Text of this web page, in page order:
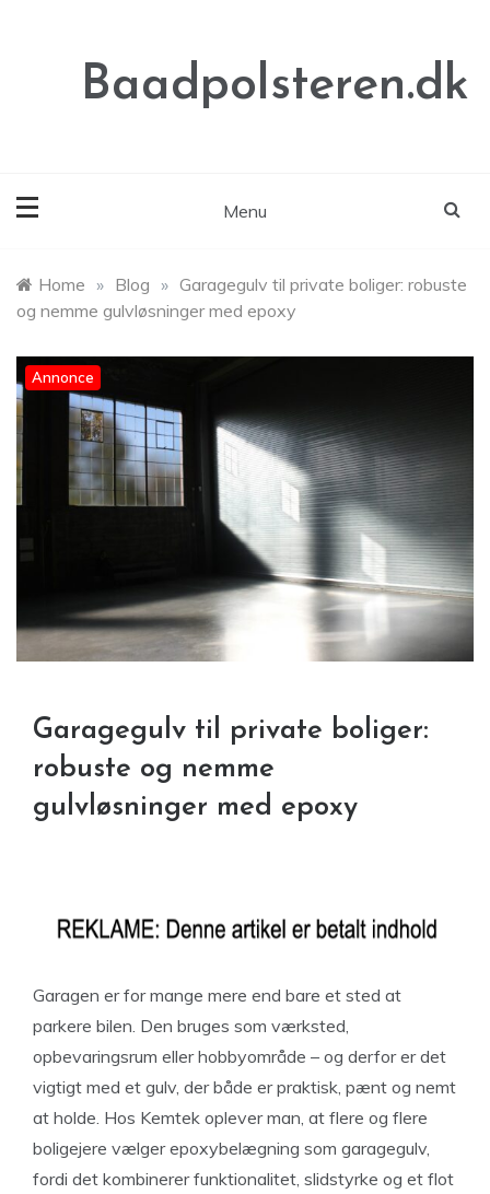
Baadpolsteren.dk
Menu
Home » Blog » Garagegulv til private boliger: robuste
og nemme gulvløsninger med epoxy
Annonce
Garagegulv til private boliger:
robuste og nemme
gulvløsninger med epoxy
Garagen er for mange mere end bare et sted at
parkere bilen. Den bruges som værksted,
opbevaringsrum eller hobbyområde – og derfor er det
vigtigt med et gulv, der både er praktisk, pænt og nemt
at holde. Hos Kemtek oplever man, at flere og flere
boligejere vælger epoxybelægning som garagegulv,
fordi det kombinerer funktionalitet, slidstyrke og et flot